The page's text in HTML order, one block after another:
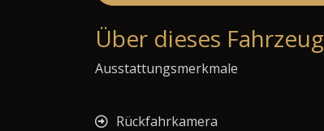
Über dieses Fahrzeug
Ausstattungsmerkmale
Rückfahrkamera